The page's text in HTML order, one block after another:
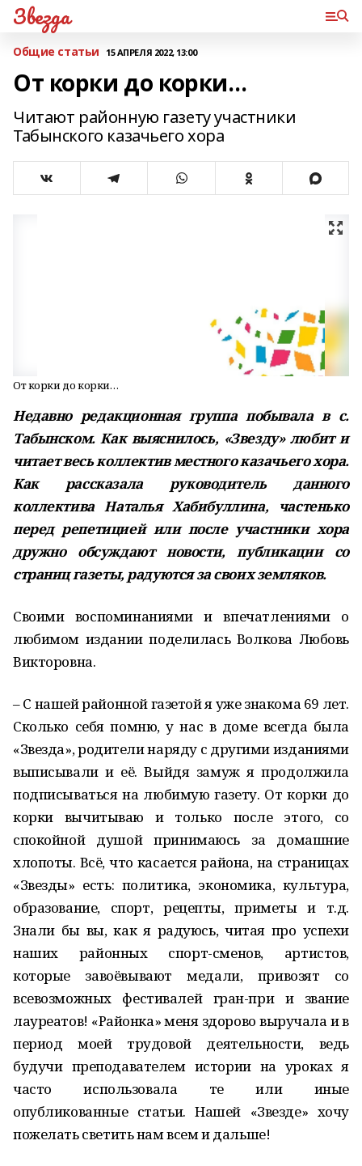
Звезда
Общие статьи 15 АПРЕЛЯ 2022, 13:00
От корки до корки…
Читают районную газету участники
Табынского казачьего хора
От корки до корки…
Недавно редакционная группа побывала в с.
Табынском. Как выяснилось, «Звезду» любит и
читает весь коллектив местного казачьего хора.
Как рассказала руководитель данного
коллектива Наталья Хабибуллина, частенько
перед репетицией или после участники хора
дружно обсуждают новости, публикации со
страниц газеты, радуются за своих земляков.
Своими воспоминаниями и впечатлениями о
любимом издании поделилась Волкова Любовь
Викторовна.
– С нашей районной газетой я уже знакома 69 лет.
Сколько себя помню, у нас в доме всегда была
«Звезда», родители наряду с другими изданиями
выписывали и её. Выйдя замуж я продолжила
подписываться на любимую газету. От корки до
корки вычитываю и только после этого, со
спокойной душой принимаюсь за домашние
хлопоты. Всё, что касается района, на страницах
«Звезды» есть: политика, экономика, культура,
образование, спорт, рецепты, приметы и т.д.
Знали бы вы, как я радуюсь, читая про успехи
наших районных спорт-сменов, артистов,
которые завоёвывают медали, привозят со
всевозможных фестивалей гран-при и звание
лауреатов! «Районка» меня здорово выручала и в
период моей трудовой деятельности, ведь
будучи преподавателем истории на уроках я
часто использовала те или иные
опубликованные статьи. Нашей «Звезде» хочу
пожелать светить нам всем и дальше!